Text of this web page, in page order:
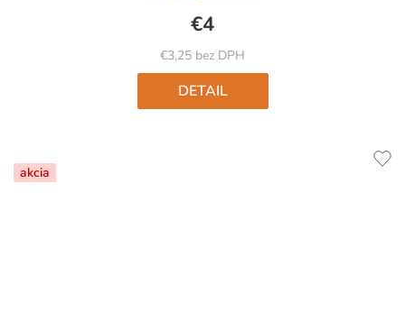
5,0
z
5
hviezdičiek.
€3,25 bez DPH
€4
DETAIL
akcia